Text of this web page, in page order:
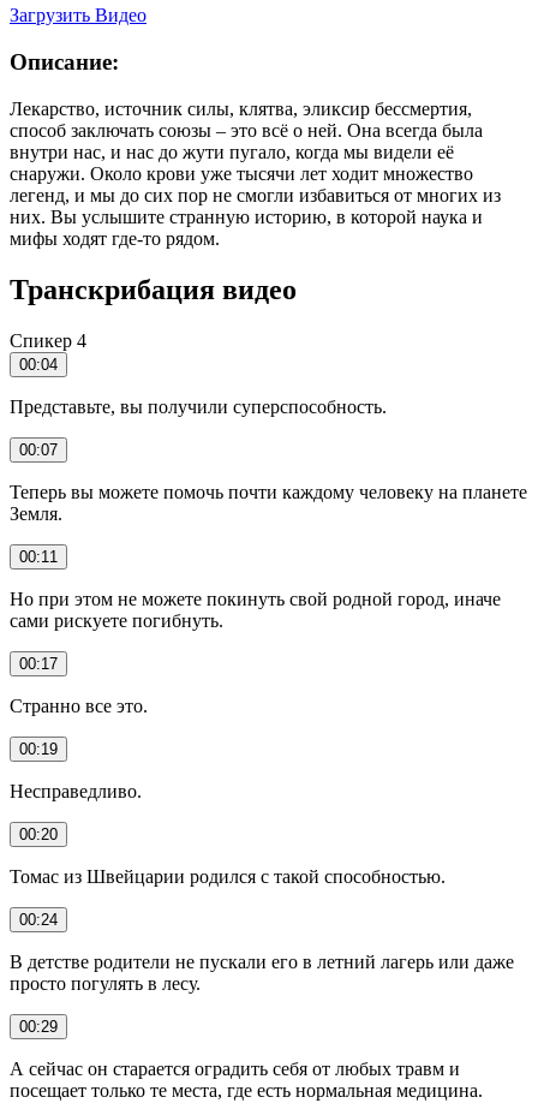
Загрузить Видео
Описание:
Лекарство, источник силы, клятва, эликсир бессмертия,
способ заключать союзы – это всё о ней. Она всегда была
внутри нас, и нас до жути пугало, когда мы видели её
снаружи. Около крови уже тысячи лет ходит множество
легенд, и мы до сих пор не смогли избавиться от многих из
них. Вы услышите странную историю, в которой наука и
мифы ходят где-то рядом.
Транскрибация видео
Спикер 4
00:04
Представьте, вы получили суперспособность.
00:07
Теперь вы можете помочь почти каждому человеку на планете
Земля.
00:11
Но при этом не можете покинуть свой родной город, иначе
сами рискуете погибнуть.
00:17
Странно все это.
00:19
Несправедливо.
00:20
Томас из Швейцарии родился с такой способностью.
00:24
В детстве родители не пускали его в летний лагерь или даже
просто погулять в лесу.
00:29
А сейчас он старается оградить себя от любых травм и
посещает только те места, где есть нормальная медицина.